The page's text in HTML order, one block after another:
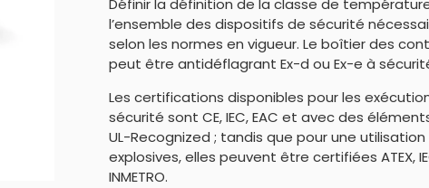
Définir la définition de la classe de
l’ensemble des dispositifs de sécurité
selon les normes en vigueur. Le boîtier des
peut être antidéflagrant Ex-d ou Ex-e à
Les certifications disponibles pour les
sécurité sont CE, IEC, EAC et avec des
UL-Recognized ; tandis que pour une
explosives, elles peuvent être certifiées ATEX,
INMETRO.